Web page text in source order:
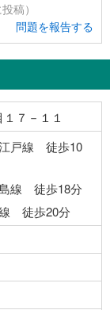
稿）
問題を報告する
７－１１
戸線 徒歩10
線 徒歩18分
徒歩20分